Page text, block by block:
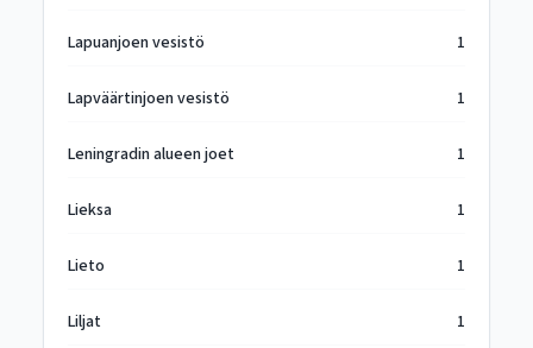
Lapuanjoen vesistö 1
Lapväärtinjoen vesistö 1
Leningradin alueen joet 1
Lieksa 1
Lieto 1
Liljat 1